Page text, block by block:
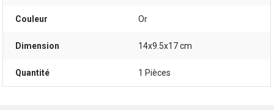
Couleur Or
Dimension 14x9.5x17 cm
Quantité 1 Pièces